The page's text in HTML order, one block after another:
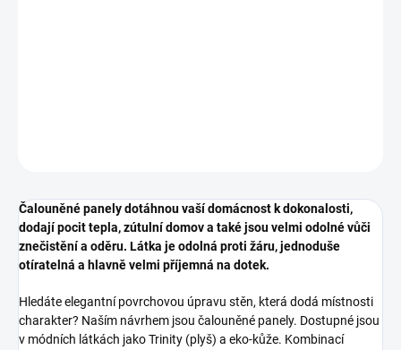
Čalouněné panely dotáhnou vaší domácnost k dokonalosti,
dodají pocit tepla, zútulní domov a také jsou velmi odolné vůči
znečistění a oděru. Látka je odolná proti žáru, jednoduše
otíratelná a hlavně velmi příjemná na dotek.
Hledáte elegantní povrchovou úpravu stěn, která dodá místnosti
charakter? Naším návrhem jsou čalouněné panely. Dostupné jsou
v módních látkách jako Trinity (plyš) a eko-kůže. Kombinací